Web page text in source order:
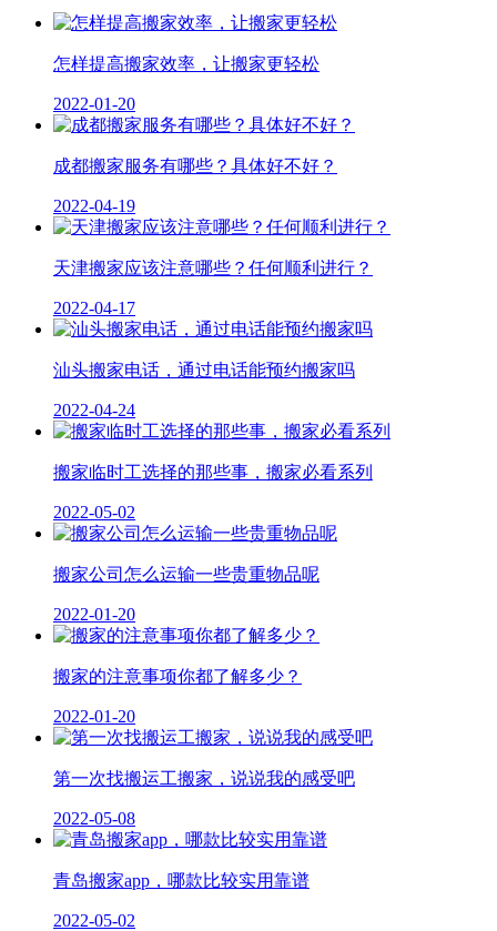
怎样提高搬家效率，让搬家更轻松
2022-01-20
成都搬家服务有哪些？具体好不好？
2022-04-19
天津搬家应该注意哪些？任何顺利进行？
2022-04-17
汕头搬家电话，通过电话能预约搬家吗
2022-04-24
搬家临时工选择的那些事，搬家必看系列
2022-05-02
搬家公司怎么运输一些贵重物品呢
2022-01-20
搬家的注意事项你都了解多少？
2022-01-20
第一次找搬运工搬家，说说我的感受吧
2022-05-08
青岛搬家app，哪款比较实用靠谱
2022-05-02